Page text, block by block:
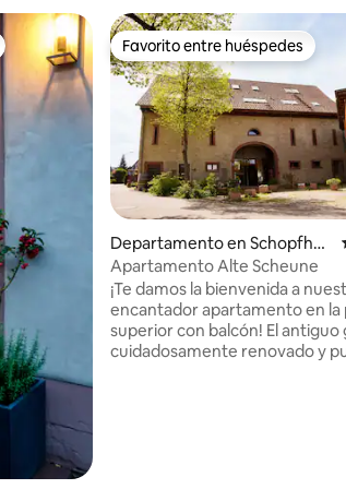
huéspedes Favorito entre huéspedes
Favorito entre huéspedes
Departamento en Schopfhei
m
Apartamento Alte Scheune
¡Te damos la bienvenida a
encantador apartamento en la
superior con balcón! El antiguo
cuidadosamente renovado y